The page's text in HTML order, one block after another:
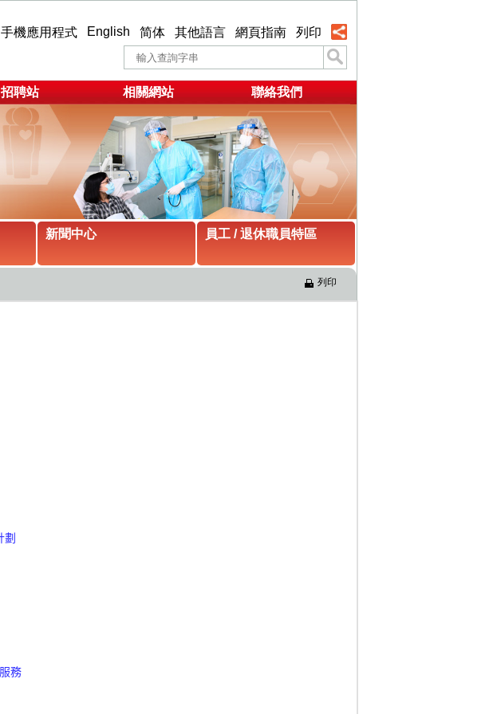
手機應用程式 English 简体 其他語言 網頁指南 列印
招聘站 相關網站 聯絡我們
新聞中心 員工 / 退休職員特區
列印